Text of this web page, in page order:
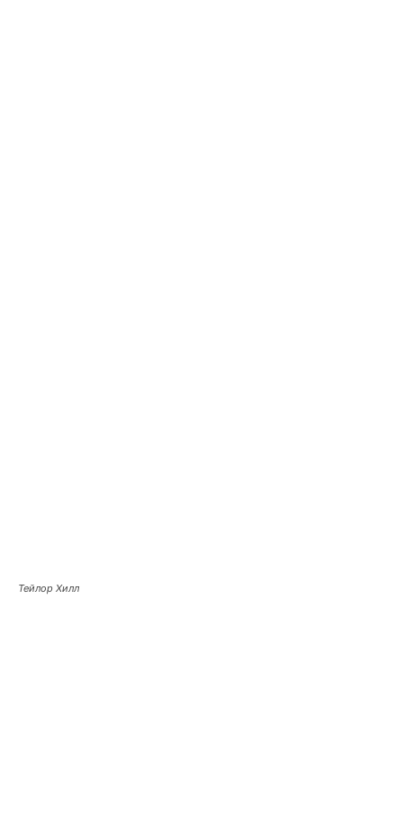
Тейлор Хилл